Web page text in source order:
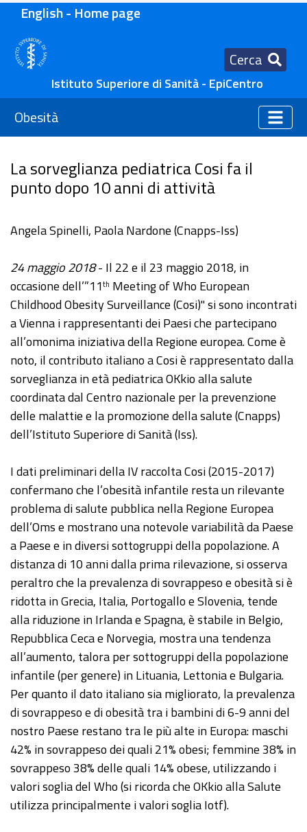
English - Home page
Cerca
Istituto Superiore di Sanità - EpiCentro
Obesità
La sorveglianza pediatrica Cosi fa il
punto dopo 10 anni di attività
Angela Spinelli, Paola Nardone (Cnapps-Iss)
24 maggio 2018- Il 22 e il 23 maggio 2018, in
occasione dell’”11th Meeting of Who European
Childhood Obesity Surveillance (Cosi)" si sono incontrati
a Vienna i rappresentanti dei Paesi che partecipano
all’omonima iniziativa della Regione europea. Come è
noto, il contributo italiano a Cosi è rappresentato dalla
sorveglianza in età pediatrica OKkio alla salute
coordinata dal Centro nazionale per la prevenzione
delle malattie e la promozione della salute (Cnapps)
dell’Istituto Superiore di Sanità (Iss).
I dati preliminari della IV raccolta Cosi (2015-2017)
confermano che l’obesità infantile resta un rilevante
problema di salute pubblica nella Regione Europea
dell’Oms e mostrano una notevole variabilità da Paese
a Paese e in diversi sottogruppi della popolazione. A
distanza di 10 anni dalla prima rilevazione, si osserva
peraltro che la prevalenza di sovrappeso e obesità si è
ridotta in Grecia, Italia, Portogallo e Slovenia, tende
alla riduzione in Irlanda e Spagna, è stabile in Belgio,
Repubblica Ceca e Norvegia, mostra una tendenza
all’aumento, talora per sottogruppi della popolazione
infantile (per genere) in Lituania, Lettonia e Bulgaria.
Per quanto il dato italiano sia migliorato, la prevalenza
di sovrappeso e di obesità tra i bambini di 6-9 anni del
nostro Paese restano tra le più alte in Europa: maschi
42% in sovrappeso dei quali 21% obesi; femmine 38% in
sovrappeso 38% delle quali 14% obese, utilizzando i
valori soglia del Who (si ricorda che OKkio alla Salute
utilizza principalmente i valori soglia Iotf).